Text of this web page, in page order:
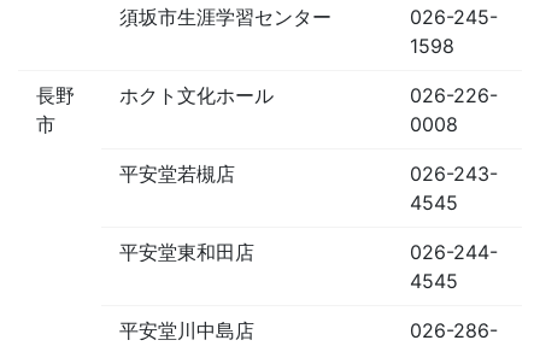
須坂市生涯学習センター
026-245-
1598
長野
市
ホクト文化ホール
026-226-
0008
平安堂若槻店
026-243-
4545
平安堂東和田店
026-244-
4545
平安堂川中島店
026-286-